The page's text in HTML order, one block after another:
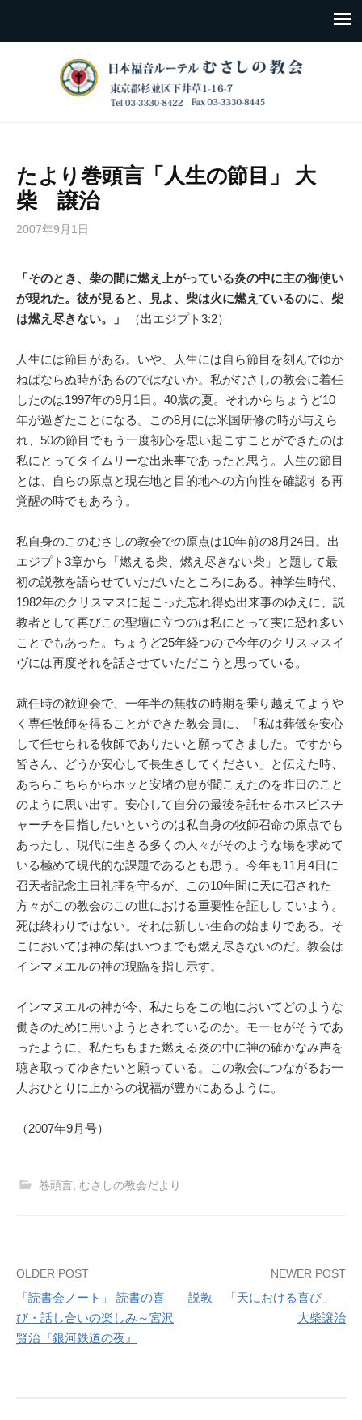
たより巻頭言「人生の節目」 大
柴 譲治
2007年9月1日
「そのとき、柴の間に燃え上がっている炎の中に主の御使い
が現れた。彼が見ると、見よ、柴は火に燃えているのに、柴
は燃え尽きない。」
（出エジプト3:2）
人生には節目がある。いや、人生には自ら節目を刻んでゆか
ねばならぬ時があるのではないか。私がむさしの教会に着任
したのは1997年の9月1日。40歳の夏。それからちょうど10
年が過ぎたことになる。この8月には米国研修の時が与えら
れ、50の節目でもう一度初心を思い起こすことができたのは
私にとってタイムリーな出来事であったと思う。人生の節目
とは、自らの原点と現在地と目的地への方向性を確認する再
覚醒の時でもあろう。
私自身のこのむさしの教会での原点は10年前の8月24日。出
エジプト3章から「燃える柴、燃え尽きない柴」と題して最
初の説教を語らせていただいたところにある。神学生時代、
1982年のクリスマスに起こった忘れ得ぬ出来事のゆえに、説
教者として再びこの聖壇に立つのは私にとって実に恐れ多い
ことでもあった。ちょうど25年経つので今年のクリスマスイ
ヴには再度それを話させていただこうと思っている。
就任時の歓迎会で、一年半の無牧の時期を乗り越えてようや
く専任牧師を得ることができた教会員に、「私は葬儀を安心
して任せられる牧師でありたいと願ってきました。ですから
皆さん、どうか安心して長生きしてください」と伝えた時、
あちらこちらからホッと安堵の息が聞こえたのを昨日のこと
のように思い出す。安心して自分の最後を託せるホスピスチ
ャーチを目指したいというのは私自身の牧師召命の原点でも
あったし、現代に生きる多くの人々がそのような場を求めて
いる極めて現代的な課題であるとも思う。今年も11月4日に
召天者記念主日礼拝を守るが、この10年間に天に召された
方々がこの教会のこの世における重要性を証ししていよう。
死は終わりではない。それは新しい生命の始まりである。そ
こにおいては神の柴はいつまでも燃え尽きないのだ。教会は
インマヌエルの神の現臨を指し示す。
インマヌエルの神が今、私たちをこの地においてどのような
働きのために用いようとされているのか。モーセがそうであ
ったように、私たちもまた燃える炎の中に神の確かなみ声を
聴き取ってゆきたいと願っている。この教会につながるお一
人おひとりに上からの祝福が豊かにあるように。
（2007年9月号）
巻頭言 むさしの教会だより
Post
navigation
OLDER POST
「読書会ノート」 読書の喜
び・話し合いの楽しみ～宮沢
賢治『銀河鉄道の夜』
NEWER POST
説教 「天における喜び」
大柴譲治